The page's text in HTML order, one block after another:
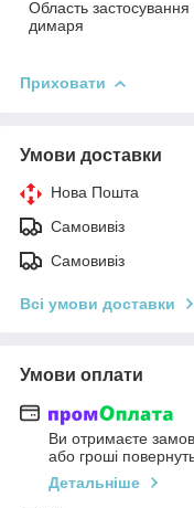
Область застосування
димаря
Приховати
Умови доставки
Нова Пошта
Самовивіз
Самовивіз
Всі умови доставки
Умови оплати
Ви отримаєте
або гроші
Детальніше